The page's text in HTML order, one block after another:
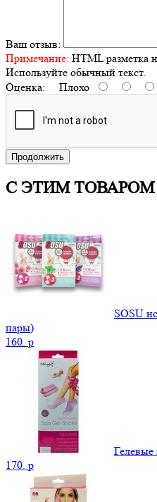
Ваш отзыв:
Примечание: HTML разметка
Используйте обычный текст.
Оценка: Плохо
Продолжить
С ЭТИМ
SOSU
пары)
160. p
Гелевые
170. p